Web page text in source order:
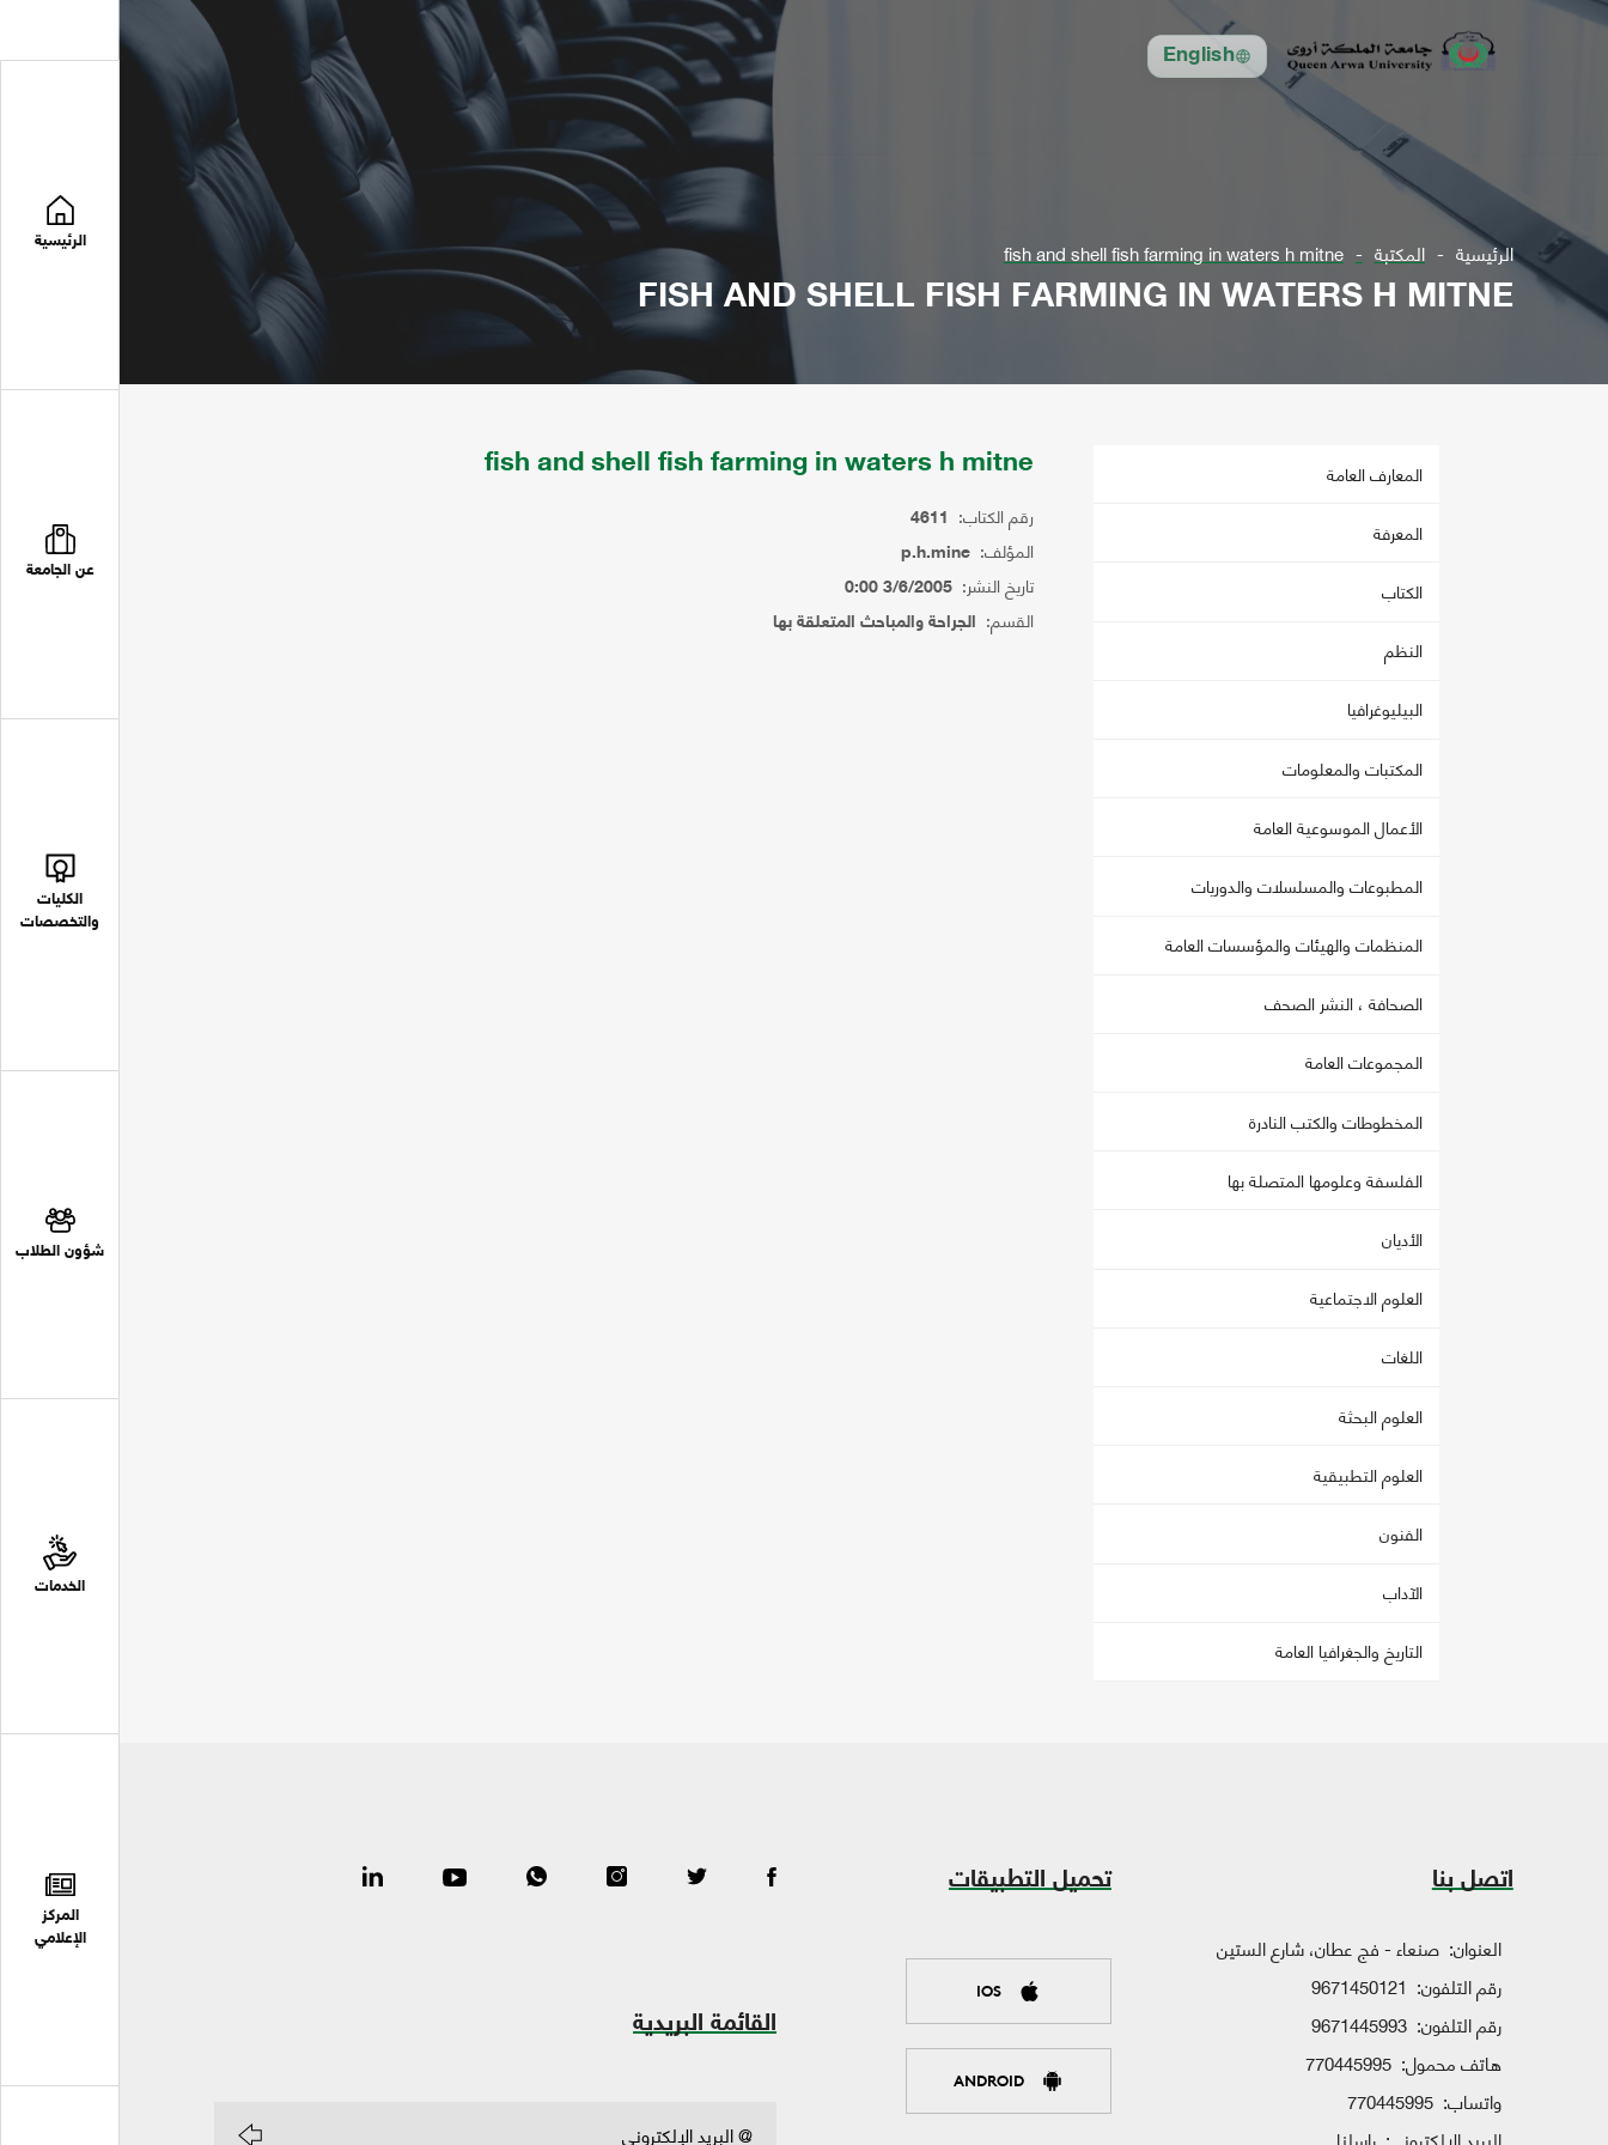
English
الرئيسية
عن الجامعة
الكليات
والتخصصات
شؤون الطلاب
الخدمات
المركز
الإعلامي
الرئيسية المكتبة fish and shell fish farming in waters h mitne
FISH AND SHELL FISH FARMING IN WATERS H MITNE
المعارف العامة
المعرفة
الكتاب
النظم
البيليوغرافيا
المكتبات والمعلومات
الأعمال الموسوعية العامة
المطبوعات والمسلسلات والدوريات
المنظمات والهيئات والمؤسسات العامة
الصحافة ، النشر الصحف
المجموعات العامة
المخطوطات والكتب النادرة
الفلسفة وعلومها المتصلة بها
الأديان
العلوم الاجتماعية
اللغات
العلوم البحثة
العلوم التطبيقية
الفنون
الآداب
التاريخ والجغرافيا العامة
fish and shell fish farming in waters h mitne
رقم الكتاب: 4611
المؤلف: p.h.mine
تاريخ النشر: 3/6/2005 0:00
القسم: الجراحة والمباحث المتعلقة بها
اتصل بنا
العنوان: صنعاء - فج عطان، شارع الستين
رقم التلفون: 9671450121
رقم التلفون: 9671445993
هاتف محمول: 770445995
واتساب: 770445995
تحميل التطبيقات
IOS
ANDROID
القائمة البريدية